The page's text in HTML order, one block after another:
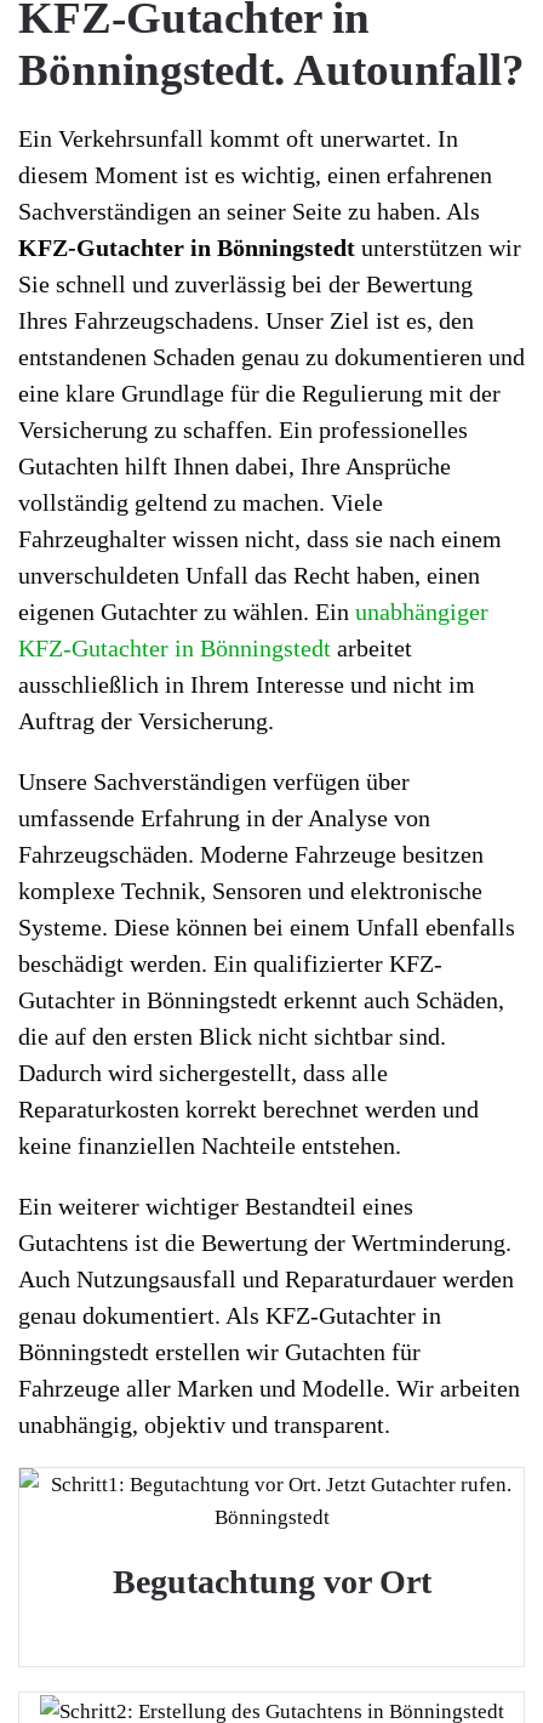
KFZ-Gutachter in
Bönningstedt. Autounfall?
Ein Verkehrsunfall kommt oft unerwartet. In
diesem Moment ist es wichtig, einen erfahrenen
Sachverständigen an seiner Seite zu haben. Als
KFZ-Gutachter in Bönningstedt unterstützen wir
Sie schnell und zuverlässig bei der Bewertung
Ihres Fahrzeugschadens. Unser Ziel ist es, den
entstandenen Schaden genau zu dokumentieren und
eine klare Grundlage für die Regulierung mit der
Versicherung zu schaffen. Ein professionelles
Gutachten hilft Ihnen dabei, Ihre Ansprüche
vollständig geltend zu machen. Viele
Fahrzeughalter wissen nicht, dass sie nach einem
unverschuldeten Unfall das Recht haben, einen
eigenen Gutachter zu wählen. Ein unabhängiger
KFZ-Gutachter in Bönningstedt arbeitet
ausschließlich in Ihrem Interesse und nicht im
Auftrag der Versicherung.
Unsere Sachverständigen verfügen über
umfassende Erfahrung in der Analyse von
Fahrzeugschäden. Moderne Fahrzeuge besitzen
komplexe Technik, Sensoren und elektronische
Systeme. Diese können bei einem Unfall ebenfalls
beschädigt werden. Ein qualifizierter KFZ-
Gutachter in Bönningstedt erkennt auch Schäden,
die auf den ersten Blick nicht sichtbar sind.
Dadurch wird sichergestellt, dass alle
Reparaturkosten korrekt berechnet werden und
keine finanziellen Nachteile entstehen.
Ein weiterer wichtiger Bestandteil eines
Gutachtens ist die Bewertung der Wertminderung.
Auch Nutzungsausfall und Reparaturdauer werden
genau dokumentiert. Als KFZ-Gutachter in
Bönningstedt erstellen wir Gutachten für
Fahrzeuge aller Marken und Modelle. Wir arbeiten
unabhängig, objektiv und transparent.
Begutachtung vor Ort